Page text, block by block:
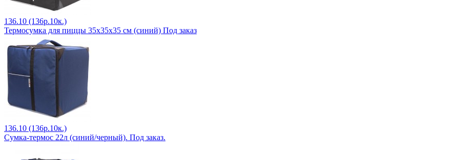
136.10 (136р.10к.)
Термосумка для пиццы 35х35х35 см (синий) Под заказ
136.10 (136р.10к.)
Сумка-термос 22л (синий/черный). Под заказ.